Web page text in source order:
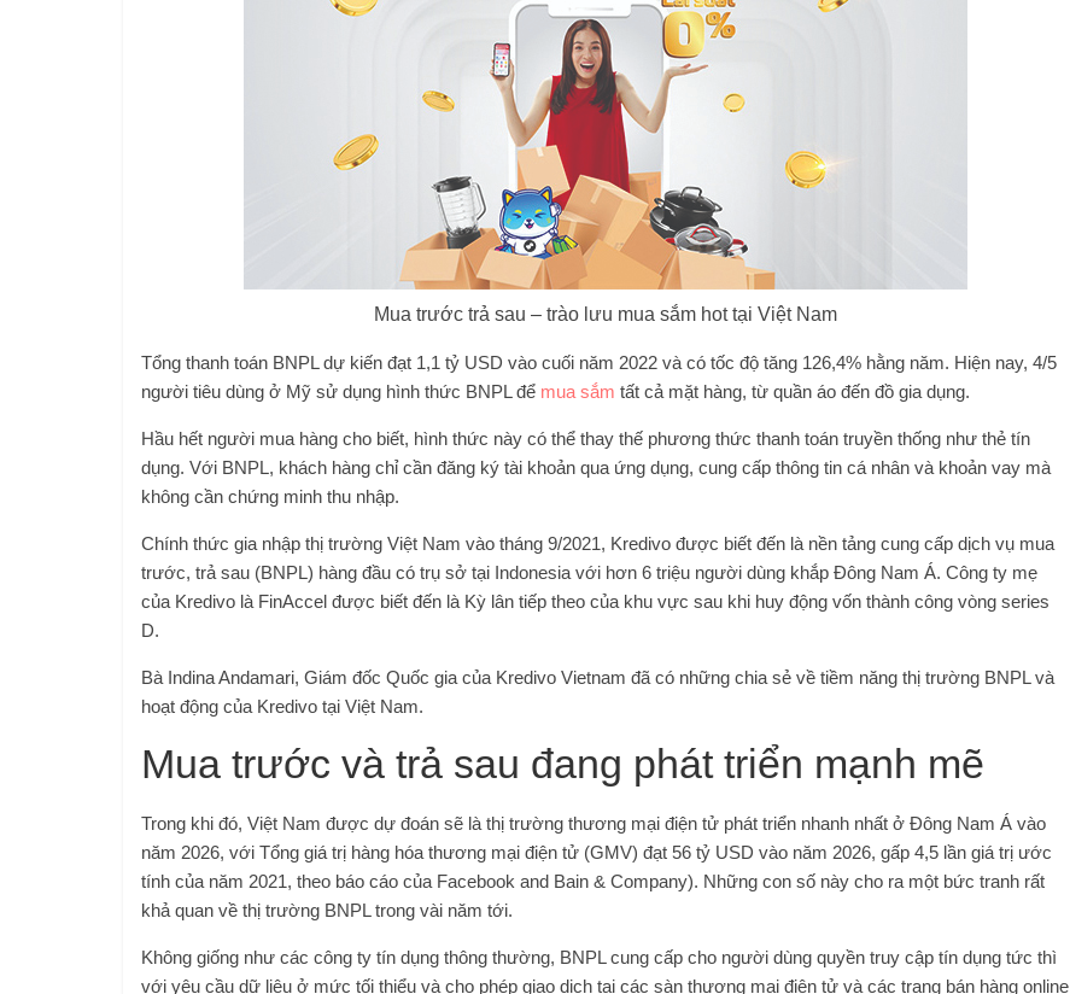
Mua trước trả sau – trào lưu mua sắm hot tại Việt Nam
Tổng thanh toán BNPL dự kiến đạt 1,1 tỷ USD vào cuối năm 2022 và có tốc độ tăng 126,4% hằng năm. Hiện nay, 4/5
người tiêu dùng ở Mỹ sử dụng hình thức BNPL để mua sắm tất cả mặt hàng, từ quần áo đến đồ gia dụng.
Hầu hết người mua hàng cho biết, hình thức này có thể thay thế phương thức thanh toán truyền thống như thẻ tín
dụng. Với BNPL, khách hàng chỉ cần đăng ký tài khoản qua ứng dụng, cung cấp thông tin cá nhân và khoản vay mà
không cần chứng minh thu nhập.
Chính thức gia nhập thị trường Việt Nam vào tháng 9/2021, Kredivo được biết đến là nền tảng cung cấp dịch vụ mua
trước, trả sau (BNPL) hàng đầu có trụ sở tại Indonesia với hơn 6 triệu người dùng khắp Đông Nam Á. Công ty mẹ
của Kredivo là FinAccel được biết đến là Kỳ lân tiếp theo của khu vực sau khi huy động vốn thành công vòng series
D.
Bà Indina Andamari, Giám đốc Quốc gia của Kredivo Vietnam đã có những chia sẻ về tiềm năng thị trường BNPL và
hoạt động của Kredivo tại Việt Nam.
Mua trước và trả sau đang phát triển mạnh mẽ
Trong khi đó, Việt Nam được dự đoán sẽ là thị trường thương mại điện tử phát triển nhanh nhất ở Đông Nam Á vào
năm 2026, với Tổng giá trị hàng hóa thương mại điện tử (GMV) đạt 56 tỷ USD vào năm 2026, gấp 4,5 lần giá trị ước
tính của năm 2021, theo báo cáo của Facebook and Bain & Company). Những con số này cho ra một bức tranh rất
khả quan về thị trường BNPL trong vài năm tới.
Không giống như các công ty tín dụng thông thường, BNPL cung cấp cho người dùng quyền truy cập tín dụng tức thì
với yêu cầu dữ liệu ở mức tối thiểu và cho phép giao dịch tại các sàn thương mại điện tử và các trang bán hàng online